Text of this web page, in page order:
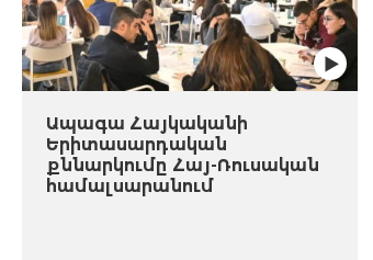
Ապագա Հայկականի
Երիտասարդական
քննարկումը Հայ-Ռուսական
համալսարանում